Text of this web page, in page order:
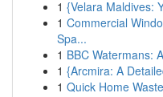
1 {Velara Maldives:
1 Commercial
Spa...
1 BBC Watermans:
1 {Arcmira: A
1 Quick Home